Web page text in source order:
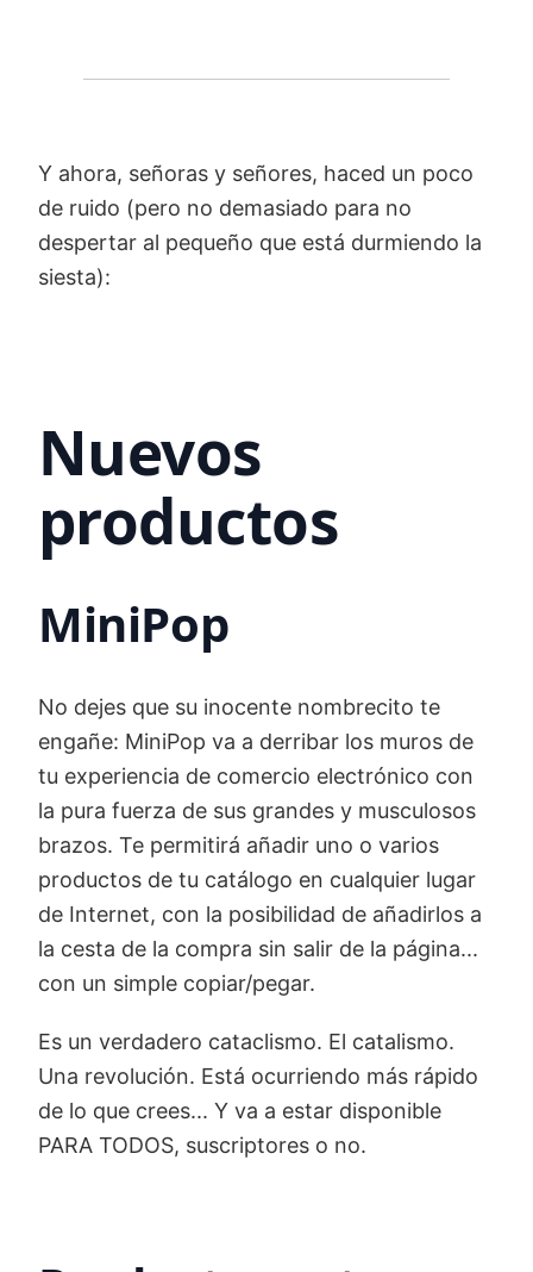
Y ahora, señoras y señores, haced un poco
de ruido (pero no demasiado para no
despertar al pequeño que está durmiendo la
siesta):
Nuevos
productos
MiniPop
No dejes que su inocente nombrecito te
engañe: MiniPop va a derribar los muros de
tu experiencia de comercio electrónico con
la pura fuerza de sus grandes y musculosos
brazos. Te permitirá añadir uno o varios
productos de tu catálogo en cualquier lugar
de Internet, con la posibilidad de añadirlos a
la cesta de la compra sin salir de la página...
con un simple copiar/pegar.
Es un verdadero cataclismo. El catalismo.
Una revolución. Está ocurriendo más rápido
de lo que crees... Y va a estar disponible
PARA TODOS, suscriptores o no.